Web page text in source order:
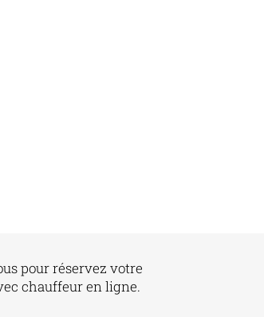
pour réservez votre
chauffeur en ligne.